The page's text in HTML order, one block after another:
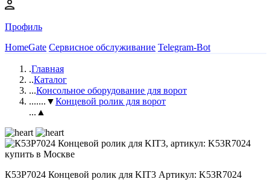
Профиль
HomeGate Сервисное обслуживание Telegram-Bot
.Главная
..Каталог
...Консольное оборудование для ворот
.......▼Концевой ролик для ворот
...▲
К53Р7024 Концевой ролик для KIT3 Артикул: K53R7024